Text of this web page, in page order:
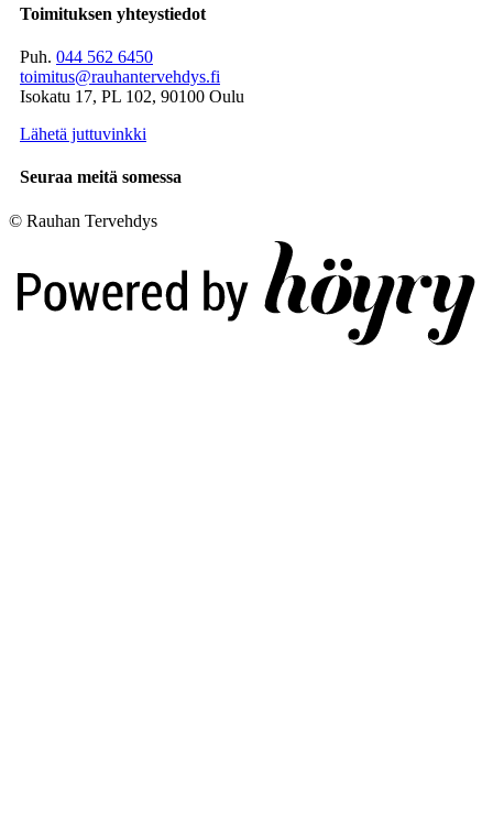
Toimituksen yhteystiedot
Puh. 044 562 6450
toimitus@rauhantervehdys.fi
Isokatu 17, PL 102, 90100 Oulu
Lähetä juttuvinkki
Seuraa meitä somessa
© Rauhan Tervehdys